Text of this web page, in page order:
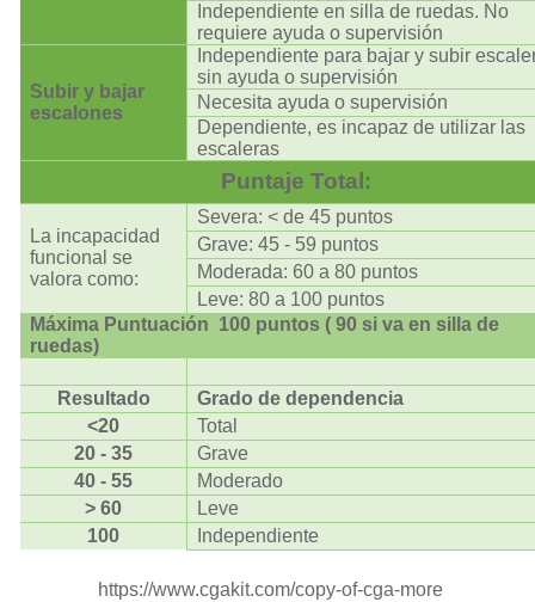
Independiente en silla de ruedas. No
requiere ayuda o supervisión
Subir y bajar
escalones
Independiente para bajar y subir
sin ayuda o supervisión
Necesita ayuda o supervisión
Dependiente, es incapaz de utilizar las
escaleras
Puntaje Total:
La incapacidad
funcional se
valora como:
Severa: < de 45 puntos
Grave: 45 - 59 puntos
Moderada: 60 a 80 puntos
Leve: 80 a 100 puntos
Máxima Puntuación 100 puntos ( 90 si va en silla de
ruedas)
Resultado
Grado de dependencia
<20
Total
20 - 35
Grave
40 - 55
Moderado
> 60
Leve
100
Independiente
https://www.cgakit.com/copy-of-cga-more